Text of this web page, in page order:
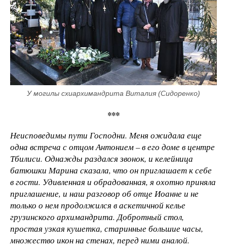
У могилы схиархимандрита Виталия (Сидоренко)
***
Неисповедимы пути Господни. Меня ожидала еще
одна встреча с отцом Антонием – в его доме в центре
Тбилиси. Однажды раздался звонок, и келейница
батюшки Марина сказала, что он приглашает к себе
в гости. Удивленная и обрадованная, я охотно приняла
приглашение, и наш разговор об отце Иоанне и не
только о нем продолжился в аскетичной келье
грузинского архимандрита. Добротный стол,
простая узкая кушетка, старинные большие часы,
множество икон на стенах, перед ними аналой.